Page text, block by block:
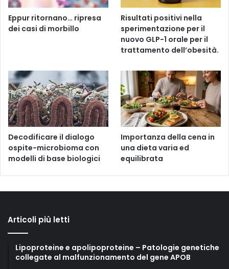
Eppur ritornano… ripresa
dei casi di morbillo
Risultati positivi nella
sperimentazione per il
nuovo GLP-1 orale per il
trattamento dell’obesità.
Decodificare il dialogo
ospite-microbioma con
modelli di base biologici
Importanza della cena in
una dieta varia ed
equilibrata
Articoli più letti
Lipoproteine e apolipoproteine – Patologie genetiche
collegate al malfunzionamento del gene APOB